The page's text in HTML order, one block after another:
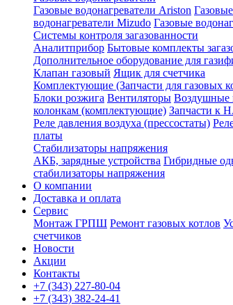
Газовые водонагреватели Ariston
водонагреватели Mizudo Газовые
Системы контроля загазованности
Аналитприбор Бытовые комплекты
Дополнительное оборудование для
Клапан газовый Ящик для счетчика
Комплектующие (Запчасти для газовых
Блоки розжига Вентиляторы Воздушные
колонкам (комплектующие) Запчасти
Реле давления воздуха (прессостаты)
платы
Стабилизаторы напряжения
АКБ, зарядные устройства Гибридные
стабилизаторы напряжения
О компании
Доставка и оплата
Сервис
Монтаж ГРПШ Ремонт газовых котлов
счетчиков
Новости
Акции
Контакты
+7 (343) 227-80-04
+7 (343) 382-24-41